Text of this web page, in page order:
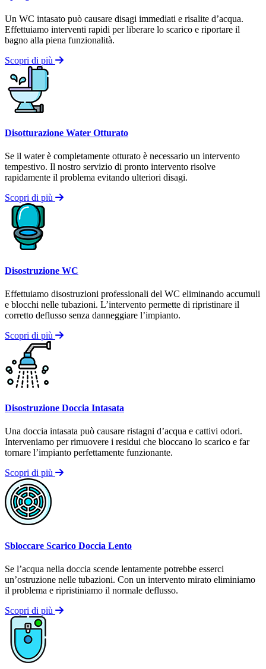
Un WC intasato può causare disagi immediati e risalite d’acqua.
Effettuiamo interventi rapidi per liberare lo scarico e riportare il
bagno alla piena funzionalità.
Scopri di più
Disotturazione Water Otturato
Se il water è completamente otturato è necessario un intervento
tempestivo. Il nostro servizio di pronto intervento risolve
rapidamente il problema evitando ulteriori disagi.
Scopri di più
Disostruzione WC
Effettuiamo disostruzioni professionali del WC eliminando accumuli
e blocchi nelle tubazioni. L’intervento permette di ripristinare il
corretto deflusso senza danneggiare l’impianto.
Scopri di più
Disostruzione Doccia Intasata
Una doccia intasata può causare ristagni d’acqua e cattivi odori.
Interveniamo per rimuovere i residui che bloccano lo scarico e far
tornare l’impianto perfettamente funzionante.
Scopri di più
Sbloccare Scarico Doccia Lento
Se l’acqua nella doccia scende lentamente potrebbe esserci
un’ostruzione nelle tubazioni. Con un intervento mirato eliminiamo
il problema e ripristiniamo il normale deflusso.
Scopri di più